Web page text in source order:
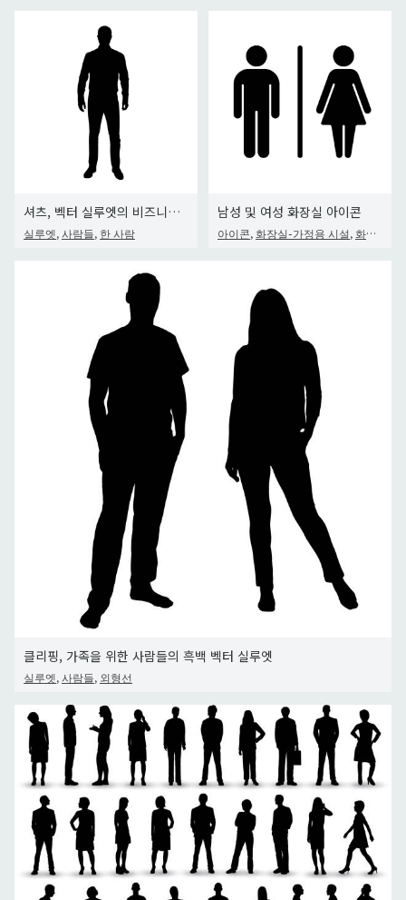
셔츠, 벡터 실루엣의 비즈니스 맨
실루엣, 사람들, 한 사람
남성 및 여성 화장실 아이콘
아이콘, 화장실-가정용 시설 , 화장실-건축물
클리핑, 가족을 위한 사람들의 흑백 벡터 실루엣
실루엣, 사람들, 외형선